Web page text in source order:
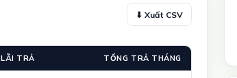
⬇ Xuất CSV
LÃI TRẢ TỔNG TRẢ THÁNG